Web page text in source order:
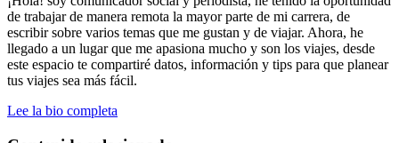
de trabajar de manera remota la mayor parte de mi carrera, de
escribir sobre varios temas que me gustan y de viajar. Ahora, he
llegado a un lugar que me apasiona mucho y son los viajes, desde
este espacio te compartiré datos, información y tips para que planear
tus viajes sea más fácil.
Lee la bio completa